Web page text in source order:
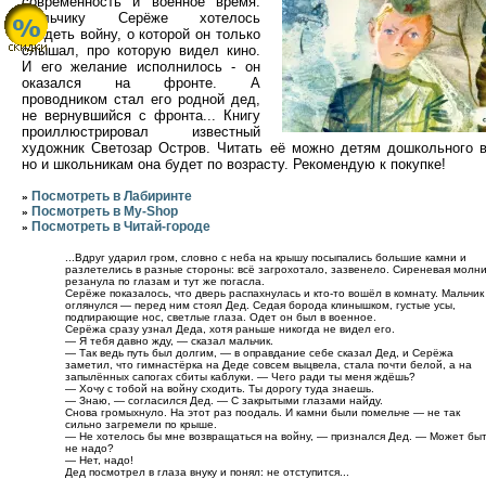
Мальчику Серёже хотелось
увидеть войну, о которой он только
слышал, про которую видел кино.
И его желание исполнилось - он
оказался на фронте. А
проводником стал его родной дед,
не вернувшийся с фронта... Книгу
проиллюстрировал известный
художник Светозар Остров. Читать её можно детям дошкольного
но и школьникам она будет по возрасту. Рекомендую к покупке!
» Посмотреть в Лабиринте
» Посмотреть в My-Shop
» Посмотреть в Читай-городе
...Вдруг ударил гром, словно с неба на крышу посыпались большие камни и
разлетелись в разные стороны: всё загрохотало, зазвенело. Сиреневая
резанула по глазам и тут же погасла.
Серёже показалось, что дверь распахнулась и кто-то вошёл в комнату. Мальчик
оглянулся — перед ним стоял Дед. Седая борода клинышком, густые усы,
подпирающие нос, светлые глаза. Одет он был в военное.
Серёжа сразу узнал Деда, хотя раньше никогда не видел его.
— Я тебя давно жду, — сказал мальчик.
— Так ведь путь был долгим, — в оправдание себе сказал Дед, и Серёжа
заметил, что гимнастёрка на Деде совсем выцвела, стала почти белой, а на
запылённых сапогах сбиты каблуки. — Чего ради ты меня ждёшь?
— Хочу с тобой на войну сходить. Ты дорогу туда знаешь.
— Знаю, — согласился Дед. — С закрытыми глазами найду.
Снова громыхнуло. На этот раз поодаль. И камни были помельче — не так
сильно загремели по крыше.
— Не хотелось бы мне возвращаться на войну, — признался Дед. — Может
не надо?
— Нет, надо!
Дед посмотрел в глаза внуку и понял: не отступится...